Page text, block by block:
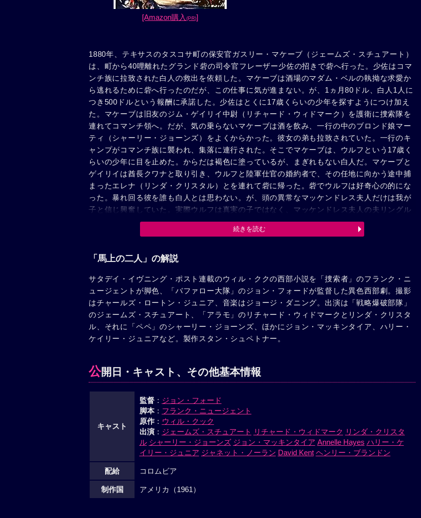
[Amazon購入(PR)]
1880年、テキサスのタスコサ町の保安官ガスリー・マケーブ（ジェームズ・スチュアート）
は、町から40哩離れたグランド砦の司令官フレーザー少佐の招きで砦へ行った。少佐はコマ
ンチ族に拉致された白人の救出を依頼した。マケーブは酒場のマダム・ベルの執拗な求愛か
ら逃れるために砦へ行ったのだが、この仕事に気が進まない。が、1ヵ月80ドル、白人1人に
つき500ドルという報酬に承諾した。少佐はとくに17歳くらいの少年を探すようにつけ加え
た。マケーブは旧友のジム・ゲイリイ中尉（リチャード・ウィドマーク）を護衛に捜索隊を
連れてコマンチ領へ。だが、気の乗らないマケーブは酒を飲み、一行の中のブロンド娘マー
ティ（シャーリー・ジョーンズ）をよくからかった。彼女の弟も拉致されていた。一行のキ
ャンプがコマンチ族に襲われ、集落に連行された。そこでマケーブは、ウルフという17歳く
らいの少年に目を止めた。からだは褐色に塗っているが、まぎれもない白人だ。マケーブと
ゲイリイは酋長クワナと取り引き、ウルフと陸軍仕官の婚約者で、その任地に向かう途中捕
まったエレナ（リンダ・クリスタル）とを連れて砦に帰った。砦でウルフは好奇心の的にな
った。暴れ回る彼を誰も白人とは思わない。が、頭の異常なマッケンドレス夫人だけは我が
子と信じ興奮していた。実際ウルフは真実の子ではなく、マッケンドレス夫人の夫リングル
が、マケーブに1000ドル渡して連れてこさせたものだった。エレナも砦の人々に軽蔑の目で
見られた。一方、マーティは、弟を探す見込みがなくなったので砦を発とうとしていた。ゲ
した。パーティの最中ウルフが「我が息子、我が息子」と傍を離れぬマッケンドレス夫人を
楽を聞いて愕然とした表情をみせ「俺の音楽だ」と叫んだ。マーティは驚いた。オルゴール
は弟の愛用していたものであり、ウルフこそ弟だったのだ。が、ウルフは救われなかった。
マーケーブはエレナを連れタコサに帰った。が、ここでもエレナは冷たく扱われた。絶望と
悲しみで1人カリフォルニアへ帰ろうとする彼女をマケーブが追った。
続きを読む
「馬上の二人」の解説
サタデイ・イヴニング・ポスト連載のウィル・ククの西部小説を「捜索者」のフランク・ニ
ュージェントが脚色、「バファロー大隊」のジョン・フォードが監督した異色西部劇。撮影
はチャールズ・ロートン・ジュニア、音楽はジョージ・ダニング。出演は「戦略爆破部隊」
のジェームズ・スチュアート、「アラモ」のリチャード・ウィドマークとリンダ・クリスタ
ル、それに「ペペ」のシャーリー・ジョーンズ、ほかにジョン・マッキンタイア、ハリー・
ケイリー・ジュニアなど。製作スタン・シュペトナー。
公開日・キャスト、その他基本情報
キャスト
監督： ジョン・フォード
脚本： フランク・ニュージェント
原作： ウィル・クック
出演： ジェームズ・スチュアート リチャード・ウィドマーク リンダ・クリスタ
ル シャーリー・ジョーンズ ジョン・マッキンタイア Annelle Hayes ハリー・ケ
イリー・ジュニア ジャネット・ノーラン David Kent ヘンリー・ブランドン
配給 コロムビア
制作国 アメリカ（1961）